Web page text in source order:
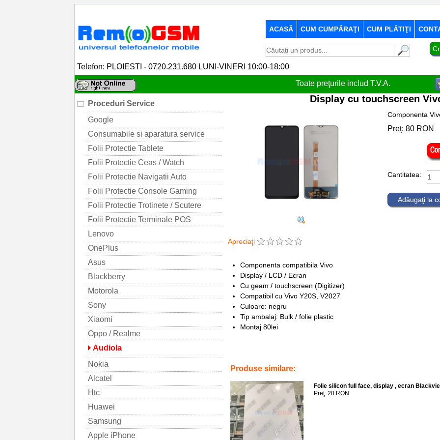
ACASĂ CUM CUMPĂRAŢI CUM PLĂTIŢI
Telefon: PLOIESTI - 0720.231.680 LUNI-VINERI 10:00-18:00
Toate preţurile includ T.V.A.
Proceduri Service
Google
Consumabile si aparatura service
Folii Protectie Tablete
Folii Protectie Ceas / Watch
Folii Protectie Navigatii Auto
Folii Protectie Console Gaming
Folii Protectie Trotinete / Scutere
Folii Protectie Terminale POS
Lenovo
OnePlus
Asus
Blackberry
Motorola
Sony
Xiaomi
Oppo / Realme
Audiola
Nokia
Alcatel
Htc
Huawei
Samsung
Apple iPhone
Display cu touchscreen
Apreciaţi
Componenta
Preţ: 80 RON
Cantitatea:
Adăugaţi la
Componenta compatibila Vivo
Display / LCD / Ecran
Cu geam / touchscreen (Digitizer)
Compatibil cu Vivo Y20S, V2027
Culoare: negru
Tip ambalaj: Bulk / folie plastic
Montaj 80lei
Produse similare:
Folie silicon full face, display , ecran
Preţ: 20 RON